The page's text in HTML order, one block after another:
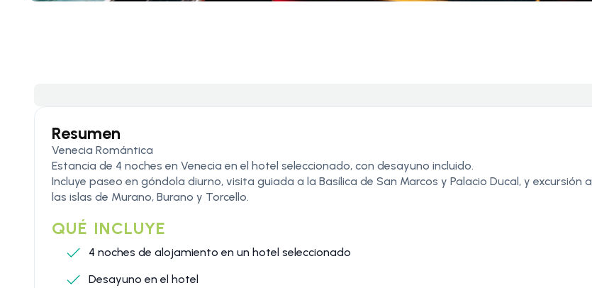
Resumen
Venecia Romántica
Estancia de 4 noches en Venecia en el hotel seleccionado, con desayuno incluido.
Incluye paseo en góndola diurno, visita guiada a la Basílica de San Marcos y Palacio Ducal, y excursión a
las islas de Murano, Burano y Torcello.
QUÉ INCLUYE
4 noches de alojamiento en un hotel seleccionado
Desayuno en el hotel